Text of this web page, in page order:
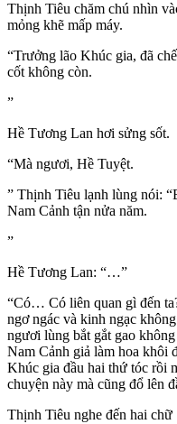
Thịnh Tiêu chăm chú nhìn
mỏng khẽ mấp máy.
“Trưởng lão Khúc gia, đã
cốt không còn.
”
Hề Tương Lan hơi sửng sốt.
“Mà ngươi, Hề Tuyệt.
” Thịnh Tiêu lạnh lùng nói:
Nam Cảnh tận nửa năm.
”
Hề Tương Lan: “…”
“Có… Có liên quan gì đến
ngơ ngác và kinh ngạc
ngươi lùng bắt gắt gao
Nam Cảnh giả làm hoa khôi
Khúc gia đầu hai thứ tóc rồi
chuyện này mà cũng đổ lên
Thịnh Tiêu nghe đến hai chữ